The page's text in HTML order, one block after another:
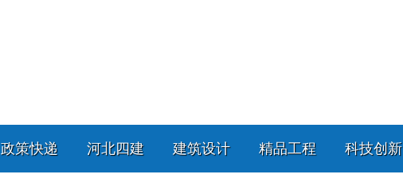
政策快递 河北四建 建筑设计 精品工程 科技创新